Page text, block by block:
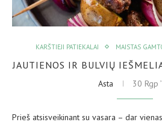
KARŠTIEJI PATIEKALAI MAISTAS
JAUTIENOS IR BULVIŲ
Asta 30 Rgp
Prieš atsisveikinant su vasara – dar